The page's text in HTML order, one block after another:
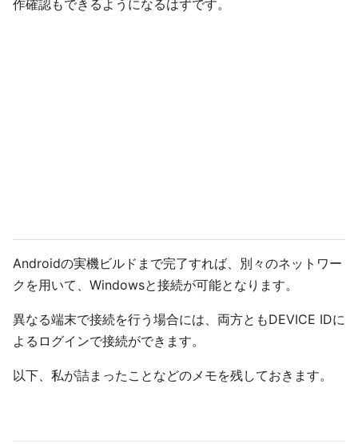
作確認もできるようになるはずです。
Androidの実機ビルドまで完了すれば、別々のネットワー
クを用いて、Windowsと接続が可能となります。
異なる端末で接続を行う場合には、両方ともDEVICE IDに
よるログインで接続ができます。
以下、私が詰まったことなどのメモを残しておきます。